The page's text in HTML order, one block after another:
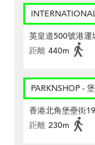
英皇道500號港
距離 440m
PARKNSHOP -
香港北角堡壘街
距離 230m